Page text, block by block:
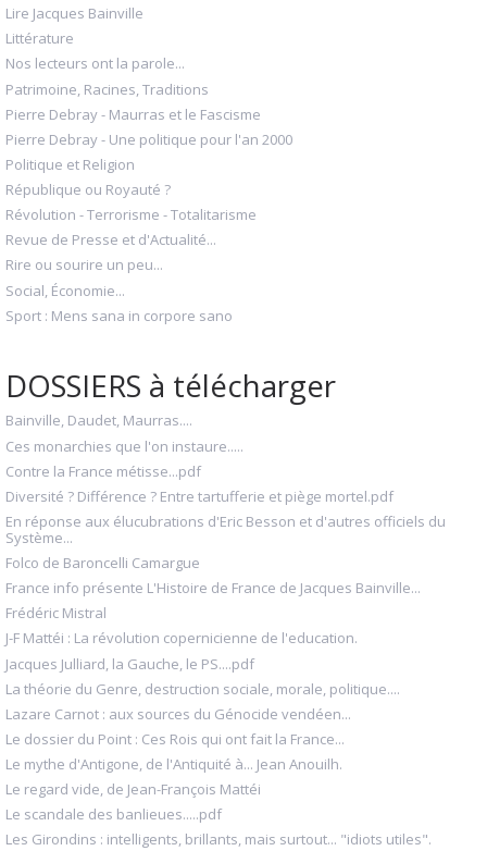
Lire Jacques Bainville
Littérature
Nos lecteurs ont la parole...
Patrimoine, Racines, Traditions
Pierre Debray - Maurras et le Fascisme
Pierre Debray - Une politique pour l'an 2000
Politique et Religion
République ou Royauté ?
Révolution - Terrorisme - Totalitarisme
Revue de Presse et d'Actualité...
Rire ou sourire un peu...
Social, Économie...
Sport : Mens sana in corpore sano
DOSSIERS à télécharger
Bainville, Daudet, Maurras....
Ces monarchies que l'on instaure.....
Contre la France métisse...pdf
Diversité ? Différence ? Entre tartufferie et piège mortel.pdf
En réponse aux élucubrations d'Eric Besson et d'autres officiels du
Système...
Folco de Baroncelli Camargue
France info présente L'Histoire de France de Jacques Bainville...
Frédéric Mistral
J-F Mattéi : La révolution copernicienne de l'education.
Jacques Julliard, la Gauche, le PS....pdf
La théorie du Genre, destruction sociale, morale, politique....
Lazare Carnot : aux sources du Génocide vendéen...
Le dossier du Point : Ces Rois qui ont fait la France...
Le mythe d'Antigone, de l'Antiquité à... Jean Anouilh.
Le regard vide, de Jean-François Mattéi
Le scandale des banlieues.....pdf
Les Girondins : intelligents, brillants, mais surtout... "idiots utiles".